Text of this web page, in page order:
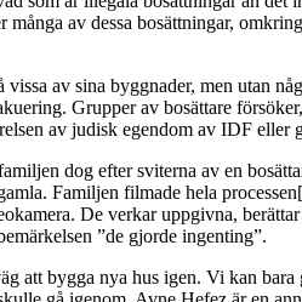
av dessa bosättningar,
av sina byggnader, men utan
Grupper av bosättare
av judisk egendom av IDF eller
dog efter sviterna av en
Familjen filmade hela
De verkar uppgivna,
”de gjorde ingenting”.
bygga nya hus igen. Vi kan